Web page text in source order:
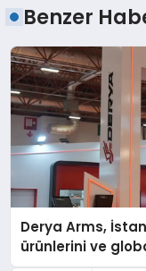
Benzer
Derya Arms,
ürünlerini ve